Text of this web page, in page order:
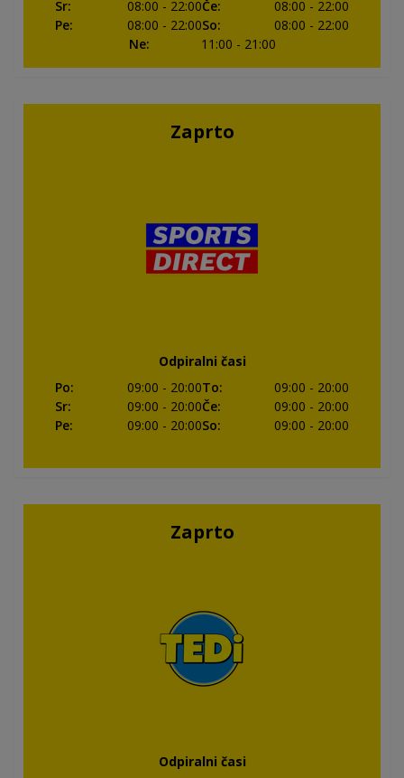
Sr: 08:00 - 22:00Če: 08:00 - 22:00
Pe: 08:00 - 22:00So: 08:00 - 22:00
Ne: 11:00 - 21:00
Zaprto
Odpiralni časi
Po: 09:00 - 20:00To: 09:00 - 20:00
Sr: 09:00 - 20:00Če: 09:00 - 20:00
Pe: 09:00 - 20:00So: 09:00 - 20:00
Zaprto
Odpiralni časi